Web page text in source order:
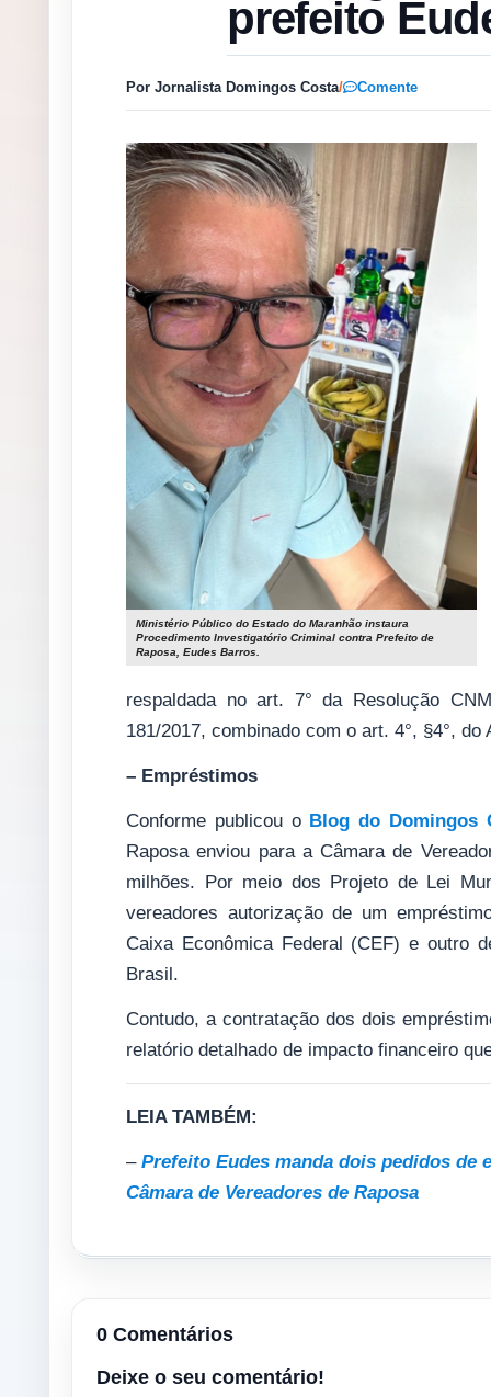
prefeito
Por Jornalista Domingos Costa/ Comente
Ministério Público do Estado do Maranhão instaura
Procedimento Investigatório Criminal contra Prefeito de
Raposa, Eudes Barros.
respaldada no art. 7° da Resolução
181/2017, combinado com o art. 4°, §4°,
– Empréstimos
Conforme publicou o Blog do Domingos
Raposa enviou para a Câmara de
milhões. Por meio dos Projeto de Lei
vereadores autorização de um
Caixa Econômica Federal (CEF) e outro
Brasil.
Contudo, a contratação dos dois
relatório detalhado de impacto financeiro
LEIA TAMBÉM:
– Prefeito Eudes manda dois pedidos de
Câmara de Vereadores de Raposa
0 Comentários
Deixe o seu comentário!